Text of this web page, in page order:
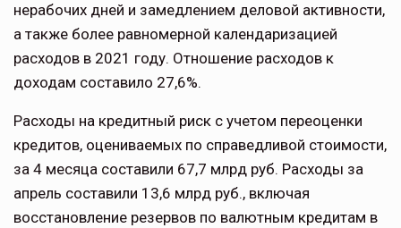
нерабочих дней и замедлением деловой активности,
а также более равномерной календаризацией
расходов в 2021 году. Отношение расходов к
доходам составило 27,6%.
Расходы на кредитный риск с учетом переоценки
кредитов, оцениваемых по справедливой стоимости,
за 4 месяца составили 67,7 млрд руб. Расходы за
апрель составили 13,6 млрд руб., включая
восстановление резервов по валютным кредитам в